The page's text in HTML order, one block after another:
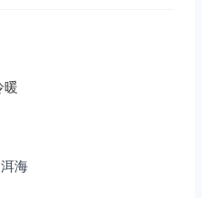
暖
海